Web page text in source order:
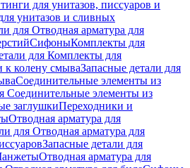
для унитазов, писсуаров и
унитазов и сливных
для Отводная арматура для
СифоныКомплекты для
для Комплекты для
к колену смываЗапасные детали для
Соединительные элементы из
Соединительные элементы из
заглушкиПереходники и
Отводная арматура для
для Отводная арматура для
Запасные детали для
Отводная арматура для